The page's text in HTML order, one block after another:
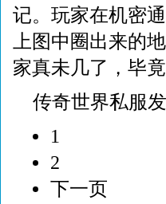
记。玩家在机密
上图中圈出来的
家真未几了，毕
传奇世界私服
1
2
下一页